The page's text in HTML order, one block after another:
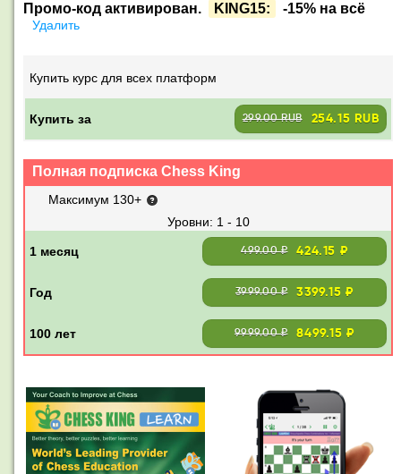
Промо-код активирован. KING15: -15% на всё
Удалить
Купить курс для всех платформ
Купить за 299.00 RUB 254.15 RUB
Полная подписка Chess King
Максимум 130+
1 - 10
499.00 ₽ 424.15 ₽
3999.00 ₽ 3399.15 ₽
9999.00 ₽ 8499.15 ₽